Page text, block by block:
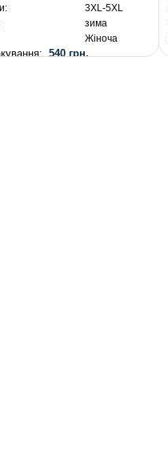
3XL-5XL
зима
Жіноча
540 грн.